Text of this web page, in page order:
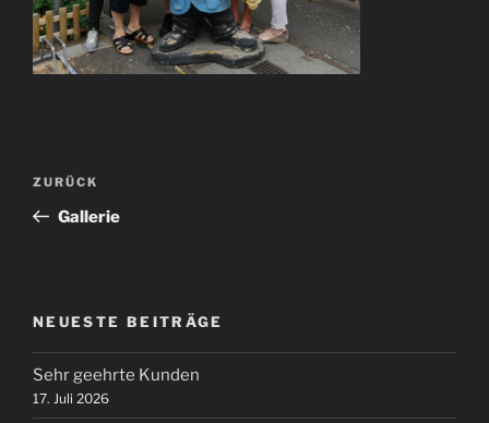
Beitragsnavigation
Vorheriger
Beitrag
ZURÜCK
Gallerie
NEUESTE BEITRÄGE
Sehr geehrte Kunden
17. Juli 2026